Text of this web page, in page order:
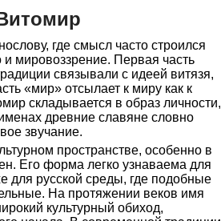
где смысл часто строился
и мировоззрение. Первая часть
связывали с идеей витязя,
«мир» отсылает к миру как к
складывается в образ личности,
древние славяне словно
звучание.
пространстве, особенно в
Его форма легко узнаваема для
для русской среды, где подобные
На протяжении веков имя
культурный обиход,